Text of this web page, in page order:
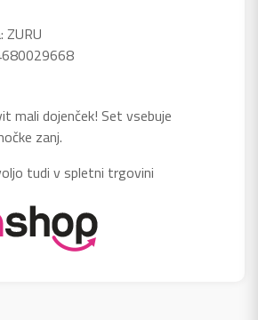
ZURU
mali dojenček! Set vsebuje
zanj.
tudi v spletni trgovini